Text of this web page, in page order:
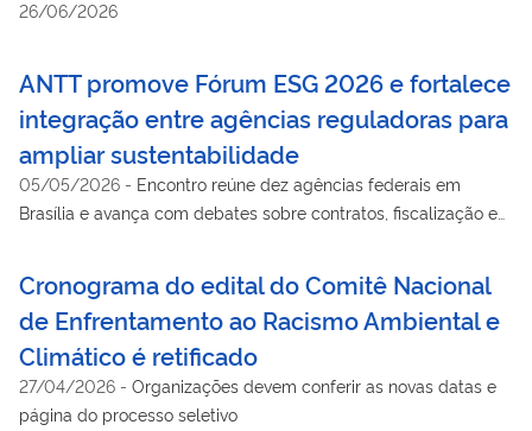
26/06/2026
ANTT promove Fórum ESG 2026 e fortalece
integração entre agências reguladoras para
ampliar sustentabilidade
05/05/2026 - Encontro reúne dez agências federais em
Brasília e avança com debates sobre contratos, fiscalização e
Cronograma do edital do Comitê Nacional
de Enfrentamento ao Racismo Ambiental e
Climático é retificado
27/04/2026 - Organizações devem conferir as novas datas e
página do processo seletivo